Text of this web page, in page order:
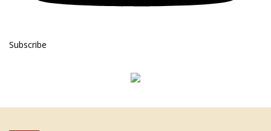
Subscribe